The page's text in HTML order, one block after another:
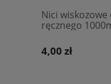
Nici
ręcznego
4,00 zł